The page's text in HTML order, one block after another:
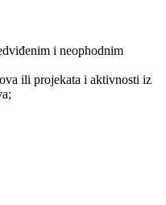
i neophodnim
ili projekata i aktivnosti iz